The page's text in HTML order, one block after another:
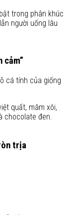
trong phân khúc
người uống lâu
cảm”
cá tính của giống
quất, mâm xôi,
chocolate đen.
trịa